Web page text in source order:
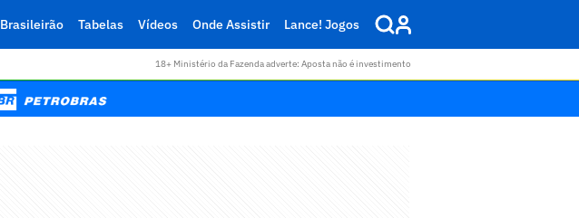
Brasileirão Tabelas Vídeos Onde Assistir Lance! Jogos
18+ Ministério da Fazenda adverte: Aposta não é investimento